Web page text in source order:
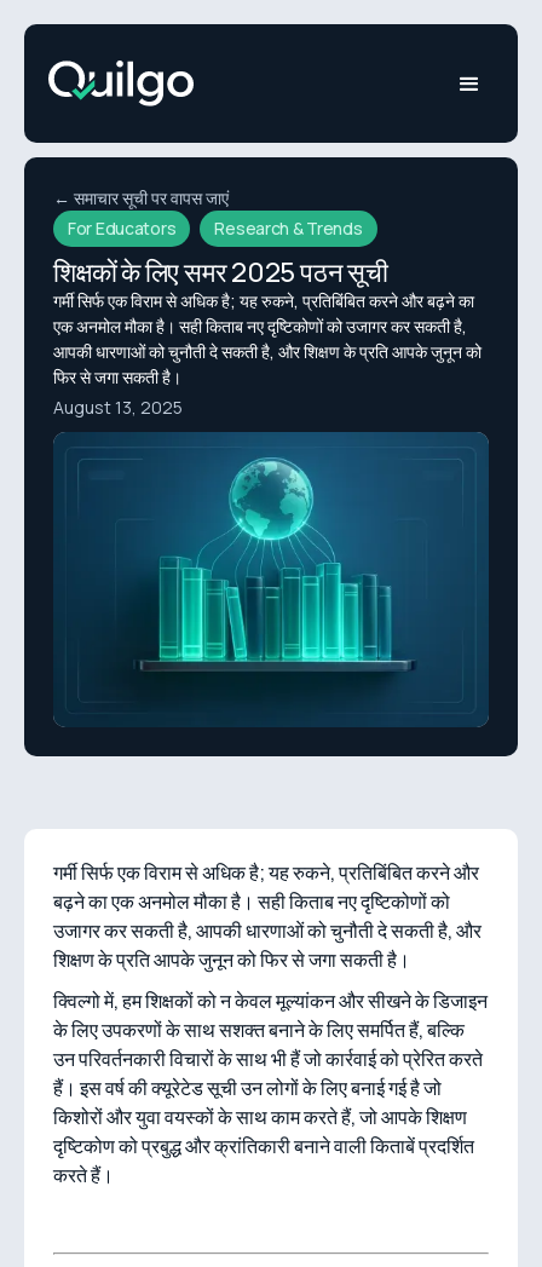
← समाचार सूची पर वापस जाएं
For Educators
Research & Trends
शिक्षकों के लिए समर 2025 पठन सूची
गर्मी सिर्फ एक विराम से अधिक है; यह रुकने, प्रतिबिंबित करने और बढ़ने का
एक अनमोल मौका है। सही किताब नए दृष्टिकोणों को उजागर कर सकती है,
आपकी धारणाओं को चुनौती दे सकती है, और शिक्षण के प्रति आपके जुनून को
फिर से जगा सकती है।
August 13, 2025
गर्मी सिर्फ एक विराम से अधिक है; यह रुकने, प्रतिबिंबित करने और
बढ़ने का एक अनमोल मौका है। सही किताब नए दृष्टिकोणों को
उजागर कर सकती है, आपकी धारणाओं को चुनौती दे सकती है, और
शिक्षण के प्रति आपके जुनून को फिर से जगा सकती है।
क्विल्गो में, हम शिक्षकों को न केवल मूल्यांकन और सीखने के डिजाइन
के लिए उपकरणों के साथ सशक्त बनाने के लिए समर्पित हैं, बल्कि
उन परिवर्तनकारी विचारों के साथ भी हैं जो कार्रवाई को प्रेरित करते
हैं। इस वर्ष की क्यूरेटेड सूची उन लोगों के लिए बनाई गई है जो
किशोरों और युवा वयस्कों के साथ काम करते हैं, जो आपके शिक्षण
दृष्टिकोण को प्रबुद्ध और क्रांतिकारी बनाने वाली किताबें प्रदर्शित
करते हैं।